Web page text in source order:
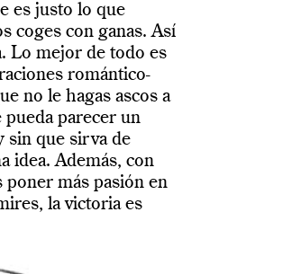
es justo lo que
coges con ganas. Así
Lo mejor de todo es
romántico-
no le hagas ascos a
parecer un
sin que sirva de
idea. Además, con
poner más pasión en
la victoria es